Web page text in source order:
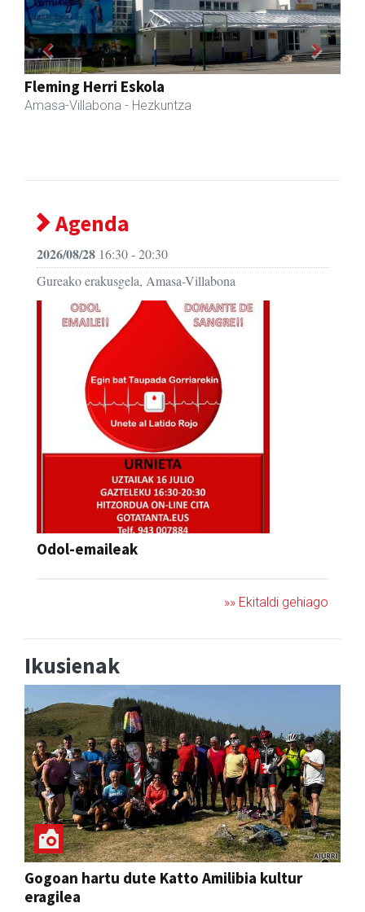
Amasa kafetegia
Amasa-Villabona - Gozotegiak
Previous Next
Agenda
2026/08/28 16:30 - 20:30
Gureako erakusgela, Amasa-Villabona
Odol-emaileak
»» Ekitaldi gehiago
Ikusienak
Gogoan hartu dute Katto Amilibia kultur
eragilea